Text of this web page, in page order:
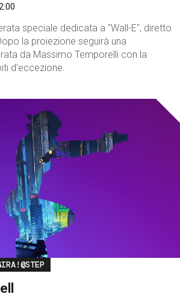
speciale dedicata a "Wall-E", diretto
la proiezione seguirà una
da Massimo Temporelli con la
d'eccezione.